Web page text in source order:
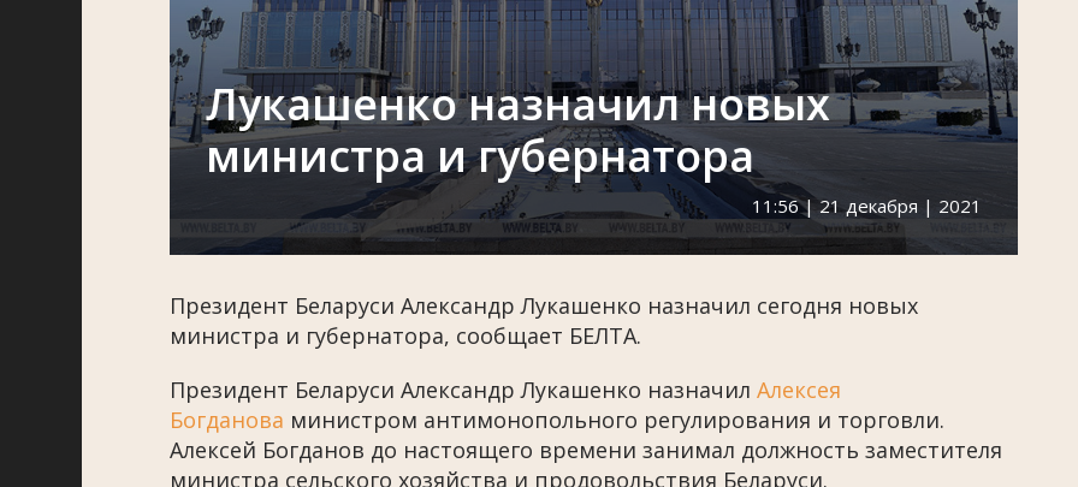
Лукашенко назначил новых
министра и губернатора
11:56 | 21 декабря | 2021
Президент Беларуси Александр Лукашенко назначил сегодня новых
министра и губернатора, сообщает БЕЛТА.
Президент Беларуси Александр Лукашенко назначил Алексея
Богданова министром антимонопольного регулирования и торговли.
Алексей Богданов до настоящего времени занимал должность заместителя
министра сельского хозяйства и продовольствия Беларуси.